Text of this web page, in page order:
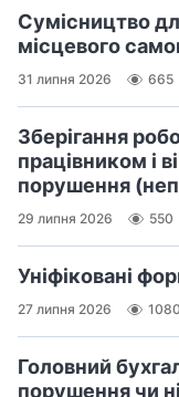
Сумісництво
місцевого
31 липня 2026 665
Зберігання
працівником і
порушення
29 липня 2026 550
Уніфіковані
27 липня 2026 1080
Головний
порушення чи